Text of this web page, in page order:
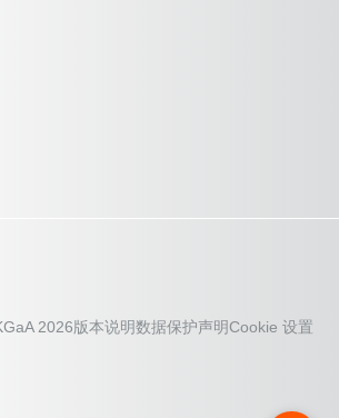
2026版本说明数据保护声明Cookie 设置